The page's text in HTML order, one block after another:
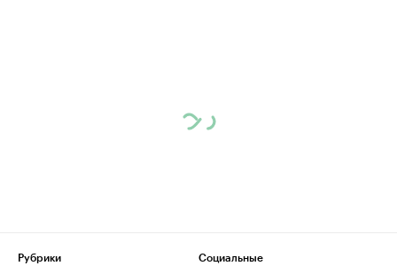
Рубрики
Социальные